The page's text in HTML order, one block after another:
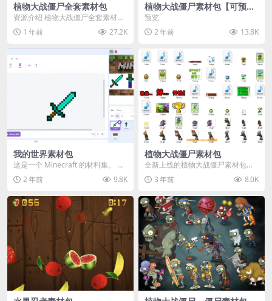
植物大战僵尸全套素材包
资源介绍 植物大战僵尸全套素材
包，包含227个丰富多样的素材，
涵盖角色、背景、动...
1 年前 27.2K
植物大战僵尸素材包【可预
览】
预览
2 年前
13.8K
我的世界素材包
这是一个 Minecraft 的材料集。 操
作方法如下： 工具 → 右箭头 怪物...
2 年前 9.8K
植物大战僵尸素材包
全新上线的植物大战僵尸素材包，
内含48个精选资源，涵盖角色、场
景、音效等多样内容...
3 年前 8.0K